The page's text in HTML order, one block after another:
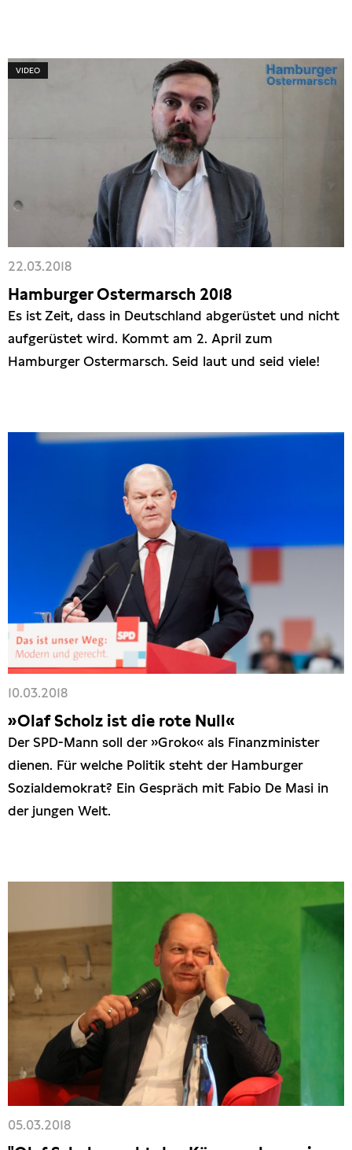
VIDEO
22.03.2018
Hamburger Ostermarsch 2018
Es ist Zeit, dass in Deutschland abgerüstet und nicht
aufgerüstet wird. Kommt am 2. April zum
Hamburger Ostermarsch. Seid laut und seid viele!
10.03.2018
»Olaf Scholz ist die rote Null«
Der SPD-Mann soll der »Groko« als Finanzminister
dienen. Für welche Politik steht der Hamburger
Sozialdemokrat? Ein Gespräch mit Fabio De Masi in
der jungen Welt.
05.03.2018